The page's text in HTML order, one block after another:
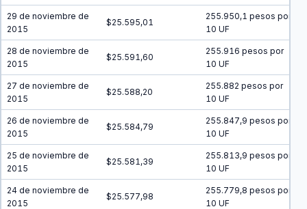
29 de noviembre de
2015
$25.595,01
255.950,1 pesos por
10 UF
28 de noviembre de
2015
$25.591,60
255.916 pesos por
10 UF
27 de noviembre de
2015
$25.588,20
255.882 pesos por
10 UF
26 de noviembre de
2015
$25.584,79
255.847,9 pesos por
10 UF
25 de noviembre de
2015
$25.581,39
255.813,9 pesos por
10 UF
24 de noviembre de
2015
$25.577,98
255.779,8 pesos por
10 UF